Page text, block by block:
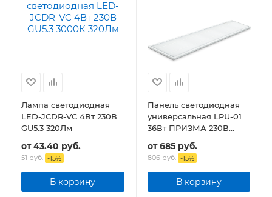
Лампа светодиодная
LED-JCDR-VC 4Вт 230В
GU5.3 320Лм
от43.40 руб.
51 руб. -15%
В корзину
Панель светодиодная
универсальная LPU-01
36Вт ПРИЗМА 230В
IP40
от685 руб.
806 руб. -15%
В корзину